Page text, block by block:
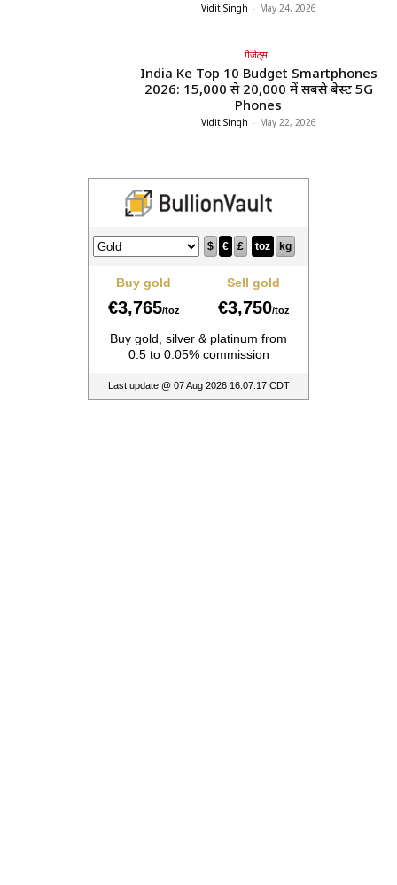
Vidit Singh - May 24, 2026
गैजेट्स
India Ke Top 10 Budget Smartphones
2026: ₹15,000 से ₹20,000 में सबसे बेस्ट 5G
Phones
Vidit Singh - May 22, 2026